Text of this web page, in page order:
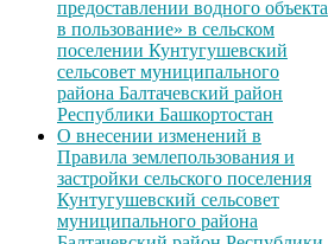
предоставлении водного объекта
в пользование» в сельском
поселении Кунтугушевский
сельсовет муниципального
района Балтачевский район
Республики Башкортостан
О внесении изменений в
Правила землепользования и
застройки сельского поселения
Кунтугушевский сельсовет
муниципального района